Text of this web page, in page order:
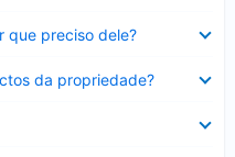
que preciso dele?
da propriedade?